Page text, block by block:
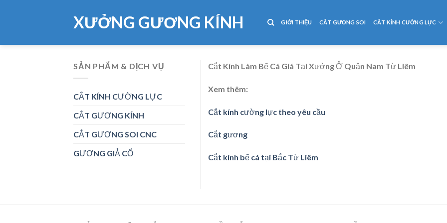
XƯỞNG GƯƠNG KÍNH GIỚI THIỆU CẮT GƯƠNG SOI CẮT KÍNH CƯỜNG LỰC
Cắt Kính Làm Bể Cá Giá Tại Xưởng Ở Quận Nam Từ Liêm
Xem thêm:
Cắt kính cường lực theo yêu cầu
Cắt gương
Cắt kính bể cá tại Bắc Từ Liêm
SẢN PHẨM & DỊCH VỤ
CẮT KÍNH CƯỜNG LỰC
CẮT GƯƠNG KÍNH
CẮT GƯƠNG SOI CNC
GƯƠNG GIẢ CỔ